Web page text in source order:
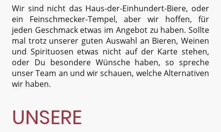
Wir sind nicht das Haus-der-Einhundert-Biere, oder
ein Feinschmecker-Tempel, aber wir hoffen, für
jeden Geschmack etwas im Angebot zu haben. Sollte
mal trotz unserer guten Auswahl an Bieren, Weinen
und Spirituosen etwas nicht auf der Karte stehen,
oder Du besondere Wünsche haben, so spreche
unser Team an und wir schauen, welche Alternativen
wir haben.
UNSERE